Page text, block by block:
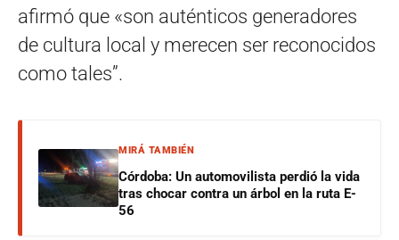
afirmó que «son auténticos generadores
de cultura local y merecen ser reconocidos
como tales”.
MIRÁ TAMBIÉN
Córdoba: Un automovilista perdió la vida
tras chocar contra un árbol en la ruta E-
56